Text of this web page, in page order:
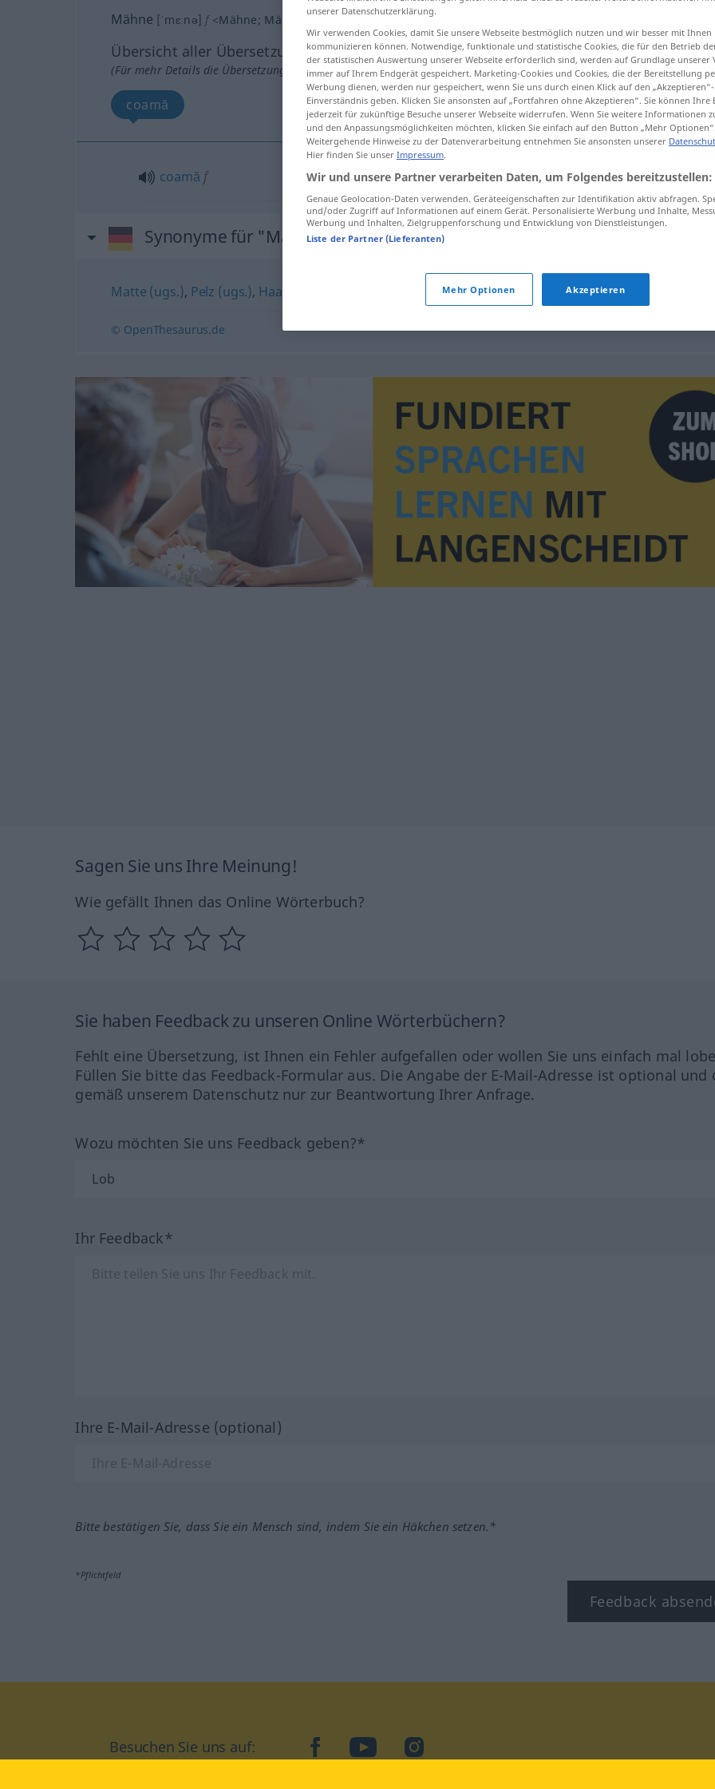
Mähne [ˈmɛːnə] f <Mähne; Mähnen>
Übersicht aller Übersetzungen
(Für mehr Details die Übersetzung anklicken/antippen)
coamă
coamăf Mähnea. FIG HUM
Synonyme für "Mähne"
Matte (ugs.), Pelz (ugs.), Haar
© OpenThesaurus.de
Sagen Sie uns Ihre Meinung!
Wie gefällt Ihnen das Online Wörterbuch?
Sie haben Feedback zu unseren Online Wörterbüchern?
Fehlt eine Übersetzung, ist Ihnen ein Fehler aufgefallen oder wollen Sie uns einfach mal
Füllen Sie bitte das Feedback-Formular aus. Die Angabe der E-Mail-Adresse ist optional und
gemäß unserem Datenschutz nur zur Beantwortung Ihrer Anfrage.
Wozu möchten Sie uns Feedback geben?*
Ihr Feedback*
Ihre E-Mail-Adresse (optional)
Bitte bestätigen Sie, dass Sie ein Mensch sind, indem Sie ein Häkchen setzen.*
*Pflichtfeld
Feedback
Besuchen Sie uns auf: facebookYouTubeInstagram
unserer Datenschutzerklärung.
Wir verwenden Cookies, damit Sie unsere Webseite bestmöglich nutzen und wir besser mit Ihnen
kommunizieren können. Notwendige, funktionale und statistische Cookies, die für den Betrieb
der statistischen Auswertung unserer Webseite erforderlich sind, werden auf Grundlage unserer
immer auf Ihrem Endgerät gespeichert. Marketing-Cookies und Cookies, die der Bereitstellung
Werbung dienen, werden nur gespeichert, wenn Sie uns durch einen Klick auf den
Einverständnis geben. Klicken Sie ansonsten auf „Fortfahren ohne Akzeptieren“. Sie können
jederzeit für zukünftige Besuche unserer Webseite widerrufen. Wenn Sie weitere Informationen
und den Anpassungsmöglichkeiten möchten, klicken Sie einfach auf den Button „Mehr
Weitergehende Hinweise zu der Datenverarbeitung entnehmen Sie ansonsten unserer
Hier finden Sie unser Impressum.
Wir und unsere Partner verarbeiten Daten, um Folgendes bereitzustellen:
Genaue Geolocation-Daten verwenden. Geräteeigenschaften zur Identifikation aktiv abfragen.
und/oder Zugriff auf Informationen auf einem Gerät. Personalisierte Werbung und Inhalte,
Werbung und Inhalten, Zielgruppenforschung und Entwicklung von Dienstleistungen.
Liste der Partner (Lieferanten)
Mehr Optionen Akzeptieren